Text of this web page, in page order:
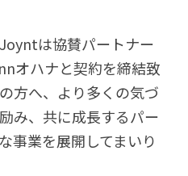
は協賛パートナー
オハナと契約を締結致
方へ、より多くの気づ
み、共に成長するパー
事業を展開してまいり